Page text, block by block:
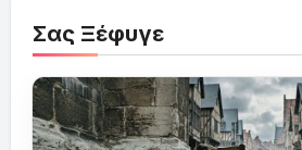
Σας Ξέφυγε